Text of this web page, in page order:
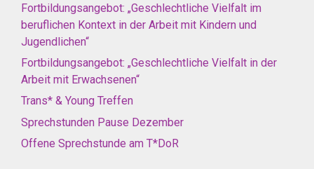
Fortbildungsangebot: „Geschlechtliche Vielfalt im
beruflichen Kontext in der Arbeit mit Kindern und
Jugendlichen“
Fortbildungsangebot: „Geschlechtliche Vielfalt in der
Arbeit mit Erwachsenen“
Trans* & Young Treffen
Sprechstunden Pause Dezember
Offene Sprechstunde am T*DoR